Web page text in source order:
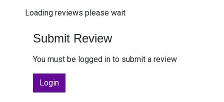
Loading reviews please wait
Submit Review
You must be logged in to submit a review
Login